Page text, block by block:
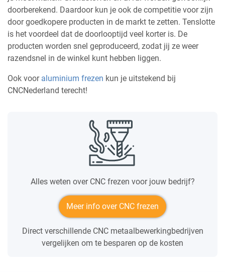
doorberekend. Daardoor kun je ook de competitie voor zijn
door goedkopere producten in de markt te zetten. Tenslotte
is het voordeel dat de doorlooptijd veel korter is. De
producten worden snel geproduceerd, zodat jij ze weer
razendsnel in de winkel kunt hebben liggen.
Ook voor aluminium frezen kun je uitstekend bij
CNCNederland terecht!
Alles weten over CNC frezen voor jouw bedrijf?
Meer info over CNC frezen
Direct verschillende CNC metaalbewerkingbedrijven
vergelijken om te besparen op de kosten